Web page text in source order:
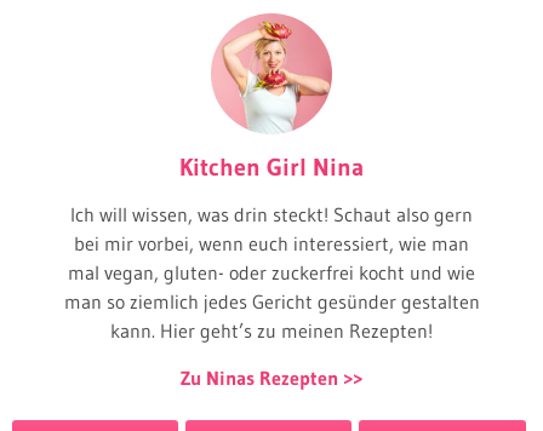
Kitchen Girl Nina
Ich will wissen, was drin steckt! Schaut also gern
bei mir vorbei, wenn euch interessiert, wie man
mal vegan, gluten- oder zuckerfrei kocht und wie
man so ziemlich jedes Gericht gesünder gestalten
kann. Hier geht’s zu meinen Rezepten!
Zu Ninas Rezepten